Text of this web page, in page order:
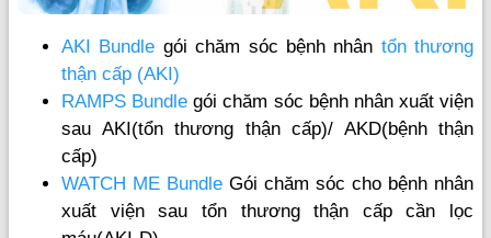
AKI Bundle gói chăm sóc bệnh nhân tổn thương
thận cấp (AKI)
RAMPS Bundle gói chăm sóc bệnh nhân xuất viện
sau AKI(tổn thương thận cấp)/ AKD(bệnh thận
cấp)
WATCH ME Bundle Gói chăm sóc cho bệnh nhân
xuất viện sau tổn thương thận cấp cần lọc